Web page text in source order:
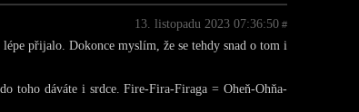
13. listopadu 2023 07:36:50 #
přijalo. Dokonce myslím, že se tehdy snad o tom i
toho dáváte i srdce. Fire-Fira-Firaga = Oheň-Ohňa-